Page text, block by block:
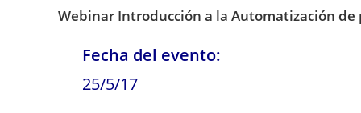
Webinar Introducción a la Automatización de
Fecha del evento:
25/5/17